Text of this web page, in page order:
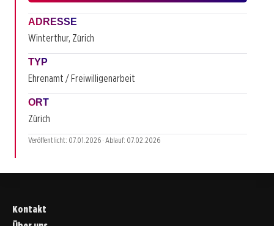
ADRESSE
Winterthur, Zürich
TYP
Ehrenamt / Freiwilligenarbeit
ORT
Zürich
Veröffentlicht: 07.01.2026 · Ablauf: 07.02.2026
Kontakt